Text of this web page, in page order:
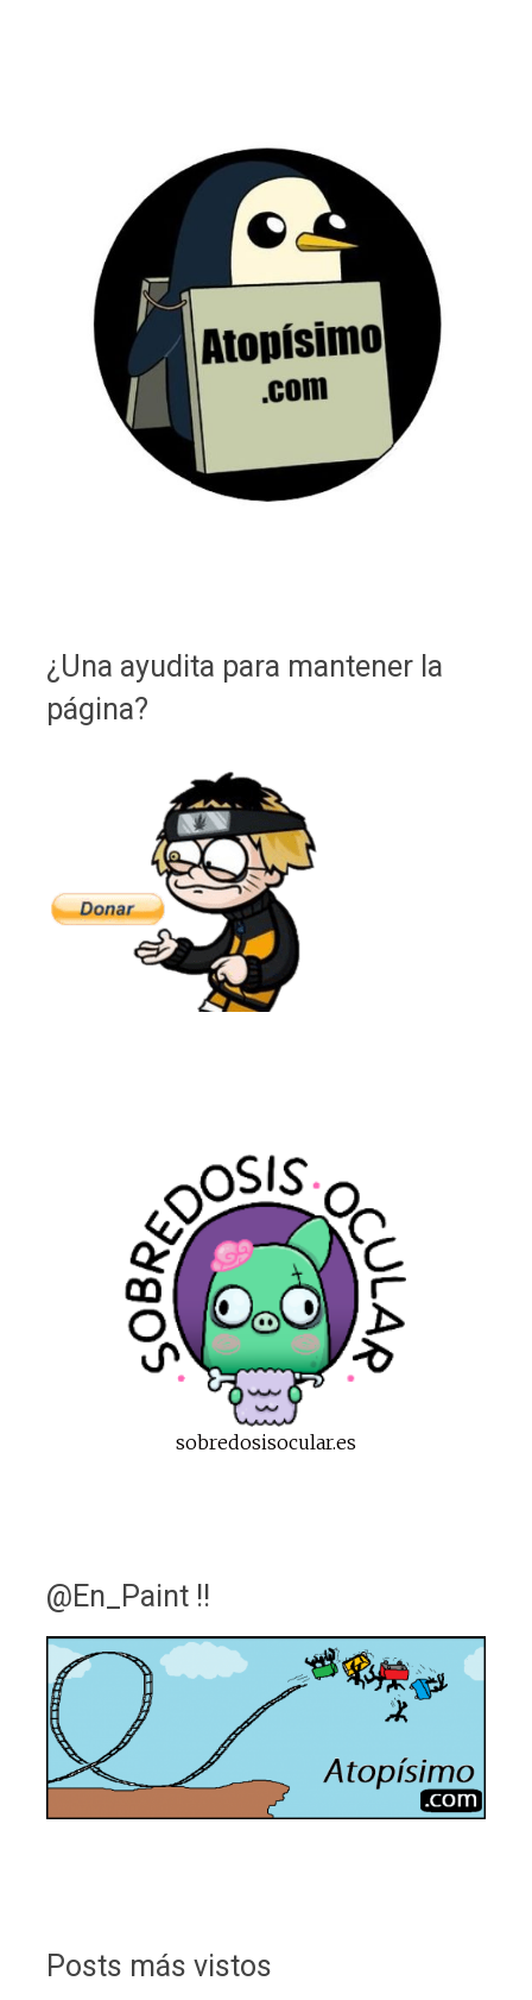
¿Una ayudita para mantener la
página?
sobredosisocular.es
@En_Paint !!
Posts más vistos